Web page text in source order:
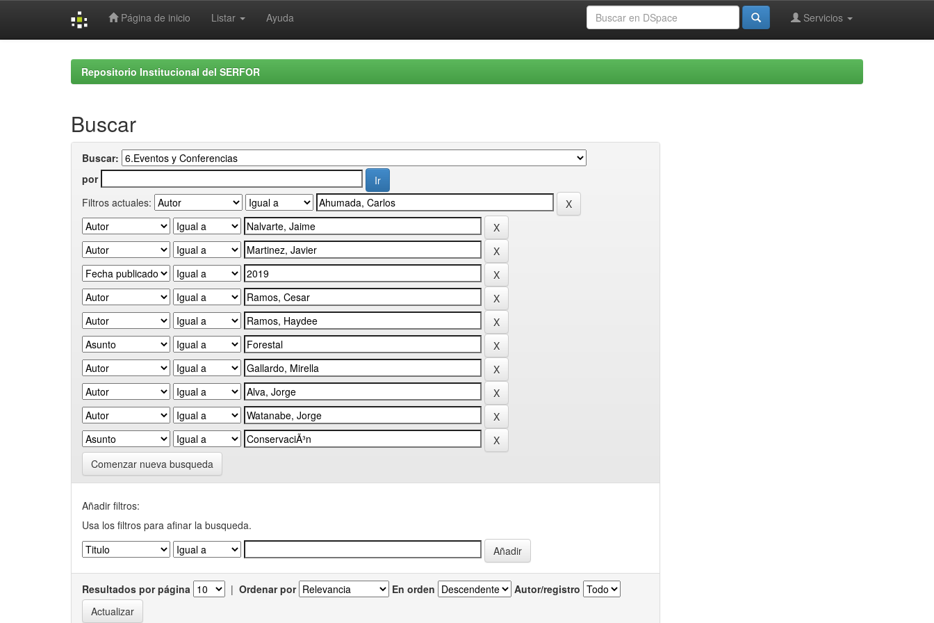
Página de inicio Listar Ayuda Servicios
Repositorio Institucional del SERFOR
Buscar
Buscar:
por
Filtros actuales:
Comenzar nueva busqueda
Añadir filtros:
Usa los filtros para afinar la busqueda.
Resultados por página | Ordenar por En orden Autor/registro